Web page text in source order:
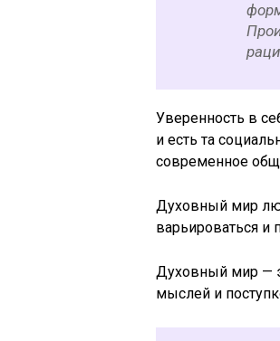
Уверенность в
и есть та
современное
Духовный мир
варьироваться
Духовный мир —
мыслей и